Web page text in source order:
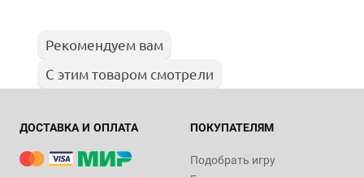
Рекомендуем вам
С этим товаром смотрели
ДОСТАВКА И ОПЛАТА ПОКУПАТЕЛЯМ
Подобрать игру